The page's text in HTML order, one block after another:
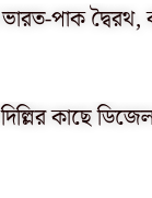
পাক
কাছে ডিজেল